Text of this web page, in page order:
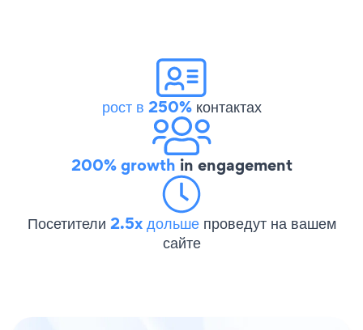
рост в 250%контактах
200% growth in engagement
Посетители 2.5x дольше проведут на вашем
сайте